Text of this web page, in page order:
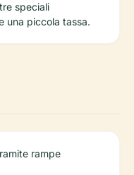
speciali
una piccola tassa.
rampe